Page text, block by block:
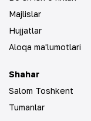
Majlislar
Hujjatlar
Aloqa ma'lumotlari
Shahar
Salom Toshkent
Tumanlar